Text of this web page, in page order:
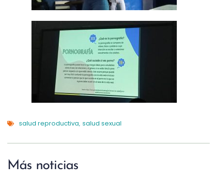
salud reproductiva, salud sexual
Más noticias